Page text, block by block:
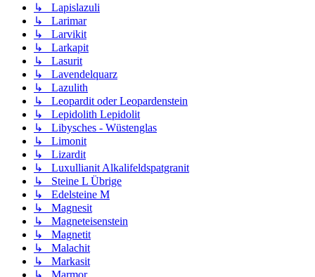
↳ Lapislazuli
↳ Larimar
↳ Larvikit
↳ Larkapit
↳ Lasurit
↳ Lavendelquarz
↳ Lazulith
↳ Leopardit oder Leopardenstein
↳ Lepidolith Lepidolit
↳ Libysches - Wüstenglas
↳ Limonit
↳ Lizardit
↳ Luxullianit Alkalifeldspatgranit
↳ Steine L Übrige
↳ Edelsteine M
↳ Magnesit
↳ Magneteisenstein
↳ Magnetit
↳ Malachit
↳ Markasit
↳ Marmor